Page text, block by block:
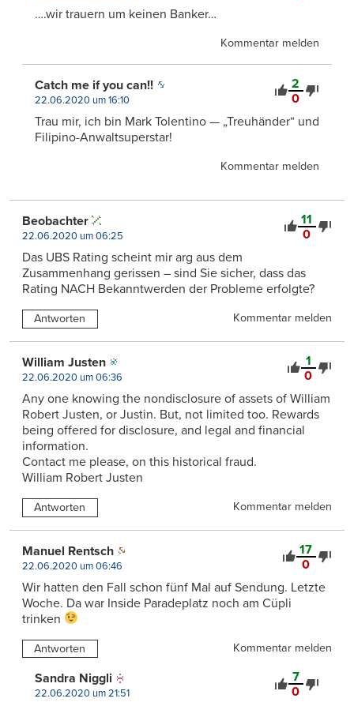
….wir trauern um keinen Banker…
Kommentar melden
2
0
Catch me if you can!!
22.06.2020 um 16:10
Trau mir, ich bin Mark Tolentino — „Treuhänder“ und
Filipino-Anwaltsuperstar!
Kommentar melden
11
0
Beobachter
22.06.2020 um 06:25
Das UBS Rating scheint mir arg aus dem
Zusammenhang gerissen – sind Sie sicher, dass das
Rating NACH Bekanntwerden der Probleme erfolgte?
Antworten Kommentar melden
1
0
William Justen
22.06.2020 um 06:36
Any one knowing the nondisclosure of assets of William
Robert Justen, or Justin. But, not limited too. Rewards
being offered for disclosure, and legal and financial
information.
Contact me please, on this historical fraud.
William Robert Justen
Antworten Kommentar melden
17
0
Manuel Rentsch
22.06.2020 um 06:46
Wir hatten den Fall schon fünf Mal auf Sendung. Letzte
Woche. Da war Inside Paradeplatz noch am Cüpli
trinken
Antworten Kommentar melden
7
0
Sandra Niggli
22.06.2020 um 21:51